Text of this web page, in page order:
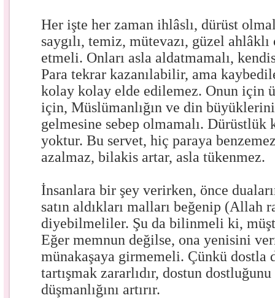
Her işte her zaman ihlâslı, dürüst
saygılı, temiz, mütevazı, güzel
etmeli. Onları asla aldatmamalı,
Para tekrar kazanılabilir, ama
kolay kolay elde edilemez. Onun için
için, Müslümanlığın ve din
gelmesine sebep olmamalı. Dürüstlük
yoktur. Bu servet, hiç paraya
azalmaz, bilakis artar, asla tükenmez.
İnsanlara bir şey verirken, önce
satın aldıkları malları beğenip (Allah
diyebilmeliler. Şu da bilinmeli ki,
Eğer memnun değilse, ona yenisini
münakaşaya girmemeli. Çünkü dostla
tartışmak zararlıdır, dostun dostluğunu
düşmanlığını artırır.